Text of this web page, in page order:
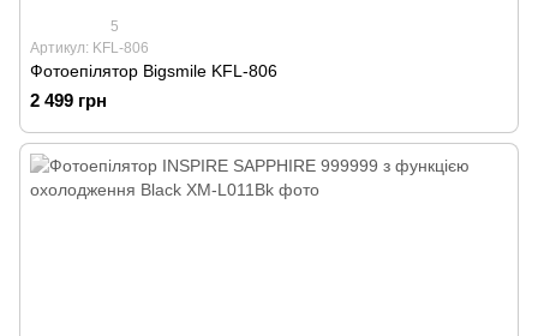
5
Артикул: KFL-806
Фотоепілятор Bigsmile KFL-806
2 499 грн